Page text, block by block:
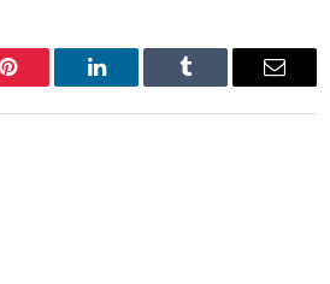
Pinterest LinkedIn Tumblr Email